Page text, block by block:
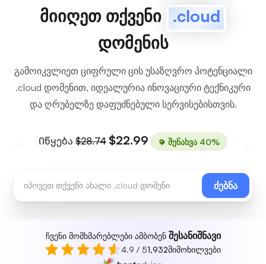
მიიღეთ თქვენი .cloud
დომენის
გამოიკვლიეთ ციფრული ცის უსაზღვრო პოტენციალი
.cloud დომენით, იდეალურია ინოვაციური ტექნიკური
და ღრუბელზე დაფუძნებული სერვისებისთვის.
Იწყება $28.74 $22.99 შენახვა 40%
ძებნა
ჩვენი მომხმარებლები ამბობენ შესანიშნავი
4.9 / 51,932მიმოხილვები